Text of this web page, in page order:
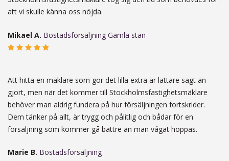
att vi skulle känna oss nöjda.
Mikael A. Bostadsförsäljning Gamla stan
Att hitta en mäklare som gör det lilla extra är lättare sagt än
gjort, men när det kommer till Stockholmsfastighetsmäklare
behöver man aldrig fundera på hur försäljningen fortskrider.
Dem tänker på allt, är trygg och pålitlig och bådar för en
försäljning som kommer gå bättre än man vågat hoppas.
Marie B. Bostadsförsäljning